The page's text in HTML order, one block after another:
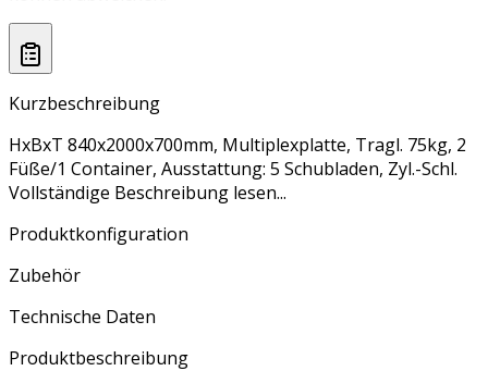
Kurzbeschreibung
HxBxT 840x2000x700mm, Multiplexplatte, Tragl. 75kg, 2
Füße/1 Container, Ausstattung: 5 Schubladen, Zyl.-Schl.
Vollständige Beschreibung lesen...
Produktkonfiguration
Zubehör
Technische Daten
Produktbeschreibung